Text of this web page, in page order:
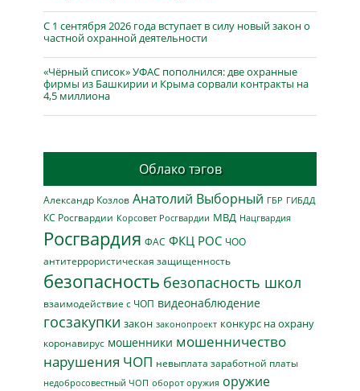
С 1 сентября 2026 года вступает в силу новый закон о
частной охранной деятельности
«Чёрный список» УФАС пополнился: две охранные
фирмы из Башкирии и Крыма сорвали контракты на
4,5 миллиона
Облако тэгов
Александр Козлов Анатолий Выборный ГБР ГИБДД
КС Росгвардии Корсовет Росгвардии МВД Нацгвардия
Росгвардия ФАС ФКЦ РОС ЧОО
антитеррористическая защищенность
безопасность безопасность школ
взаимодействие с ЧОП видеонаблюдение
госзакупки закон законопроект конкурс на охрану
коронавирус мошенники мошенничество
нарушения ЧОП невыплата заработной платы
недобросовестный ЧОП оборот оружия оружие